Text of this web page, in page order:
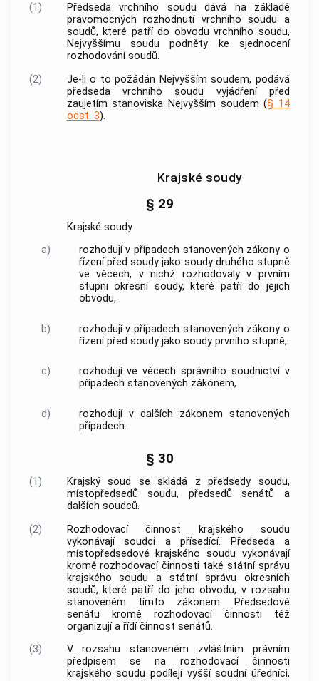
(1)
Předseda vrchního soudu dává na základě
pravomocných rozhodnutí vrchního soudu a
soudů, které patří do obvodu vrchního soudu,
Nejvyššímu soudu podněty ke sjednocení
rozhodování soudů.
(2)
Je-li o to požádán Nejvyšším soudem, podává
předseda vrchního soudu vyjádření před
zaujetím stanoviska Nejvyšším soudem (§ 14
odst. 3).
Krajské soudy
§ 29
Krajské soudy
a)
rozhodují v případech stanovených zákony o
řízení před soudy jako soudy druhého stupně
ve věcech, v nichž rozhodovaly v prvním
stupni okresní soudy, které patří do jejich
obvodu,
b)
rozhodují v případech stanovených zákony o
řízení před soudy jako soudy prvního stupně,
c)
rozhodují ve věcech správního soudnictví v
případech stanovených zákonem,
d)
rozhodují v dalších zákonem stanovených
případech.
§ 30
(1)
Krajský soud se skládá z předsedy soudu,
místopředsedů soudu, předsedů senátů a
dalších soudců.
(2)
Rozhodovací činnost krajského soudu
vykonávají soudci a přísedící. Předseda a
místopředsedové krajského soudu vykonávají
kromě rozhodovací činnosti také státní správu
krajského soudu a státní správu okresních
soudů, které patří do jeho obvodu, v rozsahu
stanoveném tímto zákonem. Předsedové
senátu kromě rozhodovací činnosti též
organizují a řídí činnost senátů.
(3)
V rozsahu stanoveném zvláštním právním
předpisem se na rozhodovací činnosti
krajského soudu podílejí vyšší soudní úředníci,